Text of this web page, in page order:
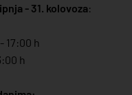
- 31. kolovoza:
17:00 h
h